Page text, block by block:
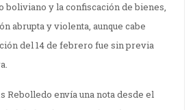
y la confiscación de bienes,
abrupta y violenta, aunque cabe
del 14 de febrero fue sin previa
envía una nota desde el